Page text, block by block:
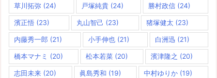
草川拓弥 (24) 戸塚純貴(24) 勝村政信 (24)
濱正悟 (23) 丸山智己 (23) 猪塚健太 (23)
内藤秀一郎 (21) 小手伸也(21) 白洲迅 (21)
橋本マナミ (20) 松本若菜 (20) 濱津隆之 (20)
志田未来 (20) 眞島秀和 (19) 中村ゆりか (19)